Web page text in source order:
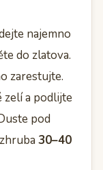
najemno
do zlatova.
zarestujte.
zelí a podlijte
pod
30–40